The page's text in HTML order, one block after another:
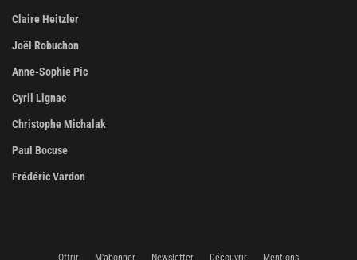
Claire Heitzler
Joël Robuchon
Anne-Sophie Pic
Cyril Lignac
Christophe Michalak
Paul Bocuse
Frédéric Vardon
Offrir M'abonner Newsletter Découvrir Mentions